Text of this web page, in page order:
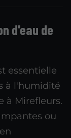
d'eau de
essentielle
à l'humidité
à Mirefleurs.
ou